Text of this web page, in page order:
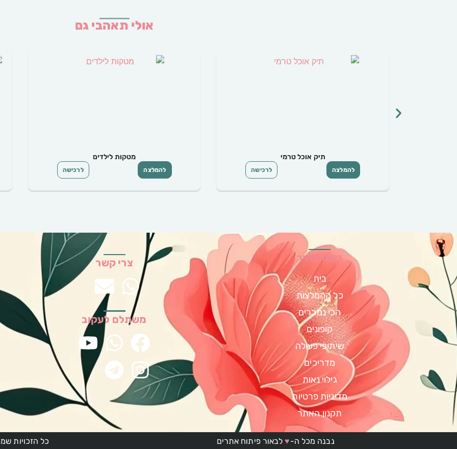
אולי תאהבי גם
מטקות לילדים
להמלצה לרכישה
סכו"ם לפיקניק
להמלצה לרכישה
ניווט מהיר
בית
כל ההמלצות
הכי נמכרים
קופונים
שיתופי פעולה
מדריכים
גילוי נאות
מדיניות פרטיות
תקנון האתר
צרי קשר
משתלם לעקוב
נבנה מכל ה-♥ לבאור פיתוח אתרים כל הזכויות